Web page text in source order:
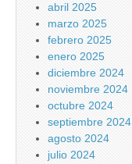
abril 2025
marzo 2025
febrero 2025
enero 2025
diciembre 2024
noviembre 2024
octubre 2024
septiembre 2024
agosto 2024
julio 2024